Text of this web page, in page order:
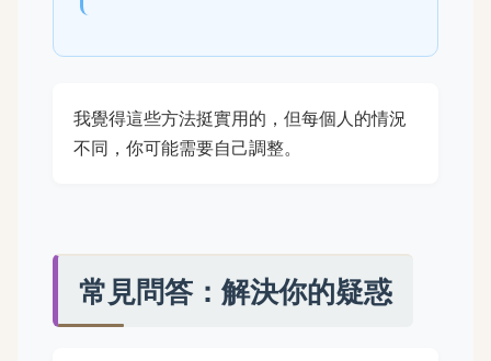
我覺得這些方法挺實用的，但每個人的情況
不同，你可能需要自己調整。
常見問答：解決你的疑惑